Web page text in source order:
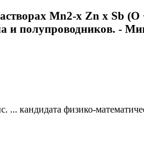
Mn2-x Zn x Sb (O
и полупроводников. -
кандидата физико-